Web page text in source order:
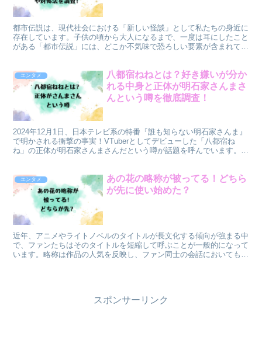
都市伝説は、現代社会における「新しい怪談」として私たちの身近に
存在しています。子供の頃から大人になるまで、一度は耳にしたこと
がある「都市伝説」には、どこか不気味で恐ろしい要素が含まれてい
エンタメ
八都宿ねねとは？好き嫌いが分か
れる中身と正体が明石家さんまさ
んという噂を徹底調査！
2024年12月1日、日本テレビ系の特番『誰も知らない明石家さんま』
で明かされる衝撃の事実！VTuberとしてデビューした「八都宿ね
ね」の正体が明石家さんまさんだという噂が話題を呼んでいます。一
エンタメ
あの花の略称が被ってる！どちら
が先に使い始めた？
近年、アニメやライトノベルのタイトルが長文化する傾向が強まる中
で、ファンたちはそのタイトルを短縮して呼ぶことが一般的になって
います。略称は作品の人気を反映し、ファン同士の会話においても便
スポンサーリンク